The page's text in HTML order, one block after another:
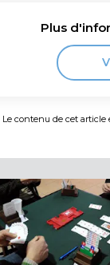
Plus
Le contenu de cet article